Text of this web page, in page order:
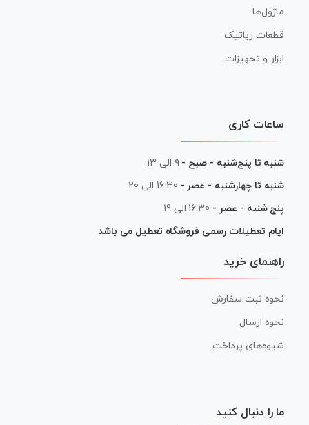
ماژول‌ها
قطعات رباتیک
ابزار و تجهیزات
ساعات کاری
شنبه تا پنج‌شنبه - صبح - ۹ الی ۱۳
شنبه تا چهارشنبه - عصر - 16:30 الی 20
پنج شنبه - عصر - 16:30 الی 19
ایام تعطیلات رسمی فروشگاه تعطیل می باشد
راهنمای خرید
نحوه ثبت سفارش
نحوه ارسال
شیوه‌های پرداخت
ما را دنبال کنید